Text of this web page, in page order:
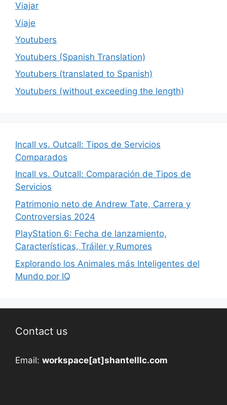
Viajar
Viaje
Youtubers
Youtubers (Spanish Translation)
Youtubers (translated to Spanish)
Youtubers (without exceeding the length)
Incall vs. Outcall: Tipos de Servicios
Comparados
Incall vs. Outcall: Comparación de Tipos de
Servicios
Patrimonio neto de Andrew Tate, Carrera y
Controversias 2024
PlayStation 6: Fecha de lanzamiento,
Características, Tráiler y Rumores
Explorando los Animales más Inteligentes del
Mundo por IQ
Contact us
Email: workspace[at]shantelllc.com